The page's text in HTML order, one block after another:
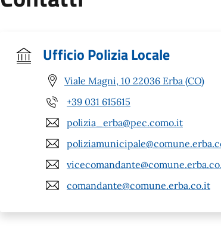
Ufficio Polizia Locale
Viale Magni, 10 22036 Erba (CO)
+39 031 615615
polizia_erba@pec.como.it
comandante@comune.erba.co.it